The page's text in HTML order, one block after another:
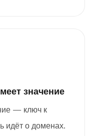
значение
— ключ к
идёт о доменах.